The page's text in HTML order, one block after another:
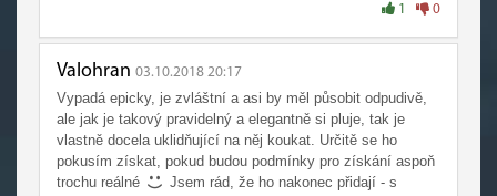
1 0
Valohran 03.10.2018 20:17
Vypadá epicky, je zvláštní a asi by měl působit odpudivě,
ale jak je takový pravidelný a elegantně si pluje, tak je
vlastně docela uklidňující na něj koukat. Určitě se ho
pokusím získat, pokud budou podmínky pro získání aspoň
trochu reálné
Jsem rád, že ho nakonec přidají - s